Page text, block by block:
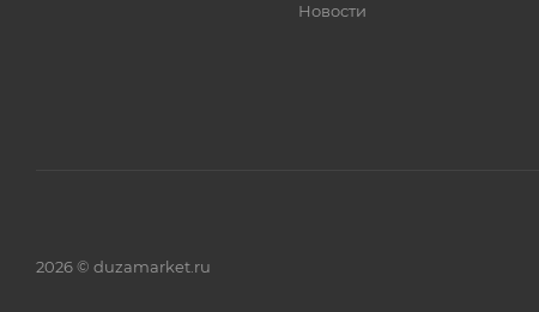
Новости
2026 © duzamarket.ru